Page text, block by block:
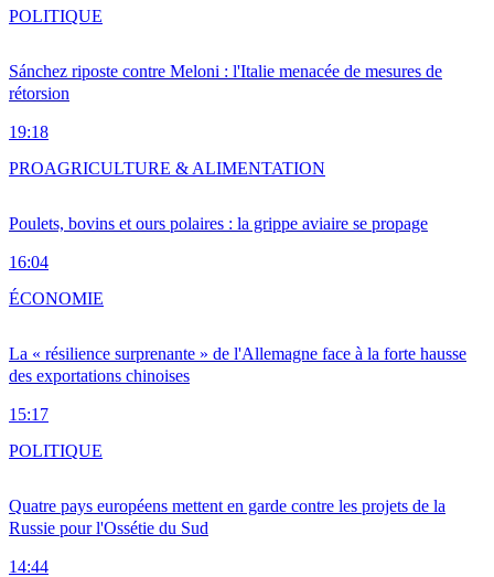
Sánchez riposte contre Meloni : l'Italie menacée de mesures de
rétorsion
19:18
POLITIQUE
Poulets, bovins et ours polaires : la grippe aviaire se propage
16:04
PROAGRICULTURE & ALIMENTATION
La « résilience surprenante » de l'Allemagne face à la forte hausse
des exportations chinoises
15:17
ÉCONOMIE
Quatre pays européens mettent en garde contre les projets de la
Russie pour l'Ossétie du Sud
14:44
POLITIQUE